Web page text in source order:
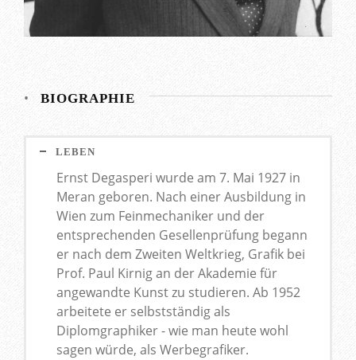
• BIOGRAPHIE
LEBEN
Ernst Degasperi wurde am 7. Mai 1927 in
Meran geboren. Nach einer Ausbildung in
Wien zum Feinmechaniker und der
entsprechenden Gesellenprüfung begann
er nach dem Zweiten Weltkrieg, Grafik bei
Prof. Paul Kirnig an der Akademie für
angewandte Kunst zu studieren. Ab 1952
arbeitete er selbstständig als
Diplomgraphiker - wie man heute wohl
sagen würde, als Werbegrafiker.